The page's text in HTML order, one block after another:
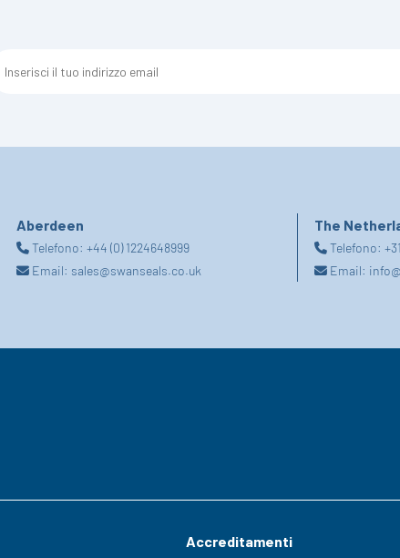
Aberdeen
Telefono: +44 (0) 1224648999
Email: sales@swanseals.co.uk
The
Telefono:
Email:
Accreditamenti